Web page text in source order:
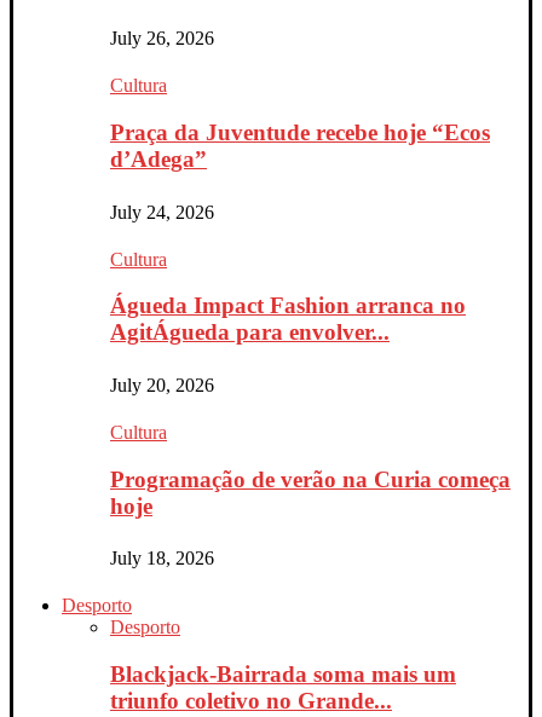
July 26, 2026
Cultura
Praça da Juventude recebe hoje “Ecos
d’Adega”
July 24, 2026
Cultura
Águeda Impact Fashion arranca no
AgitÁgueda para envolver...
July 20, 2026
Cultura
Programação de verão na Curia começa
hoje
July 18, 2026
Desporto
Desporto
Blackjack-Bairrada soma mais um
triunfo coletivo no Grande...